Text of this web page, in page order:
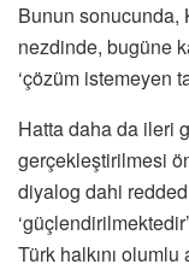
Bunun sonucunda,
nezdinde, bugüne
‘çözüm istemeyen
Hatta daha da ileri
gerçekleştirilmesi
diyalog dahi
Türk halkını